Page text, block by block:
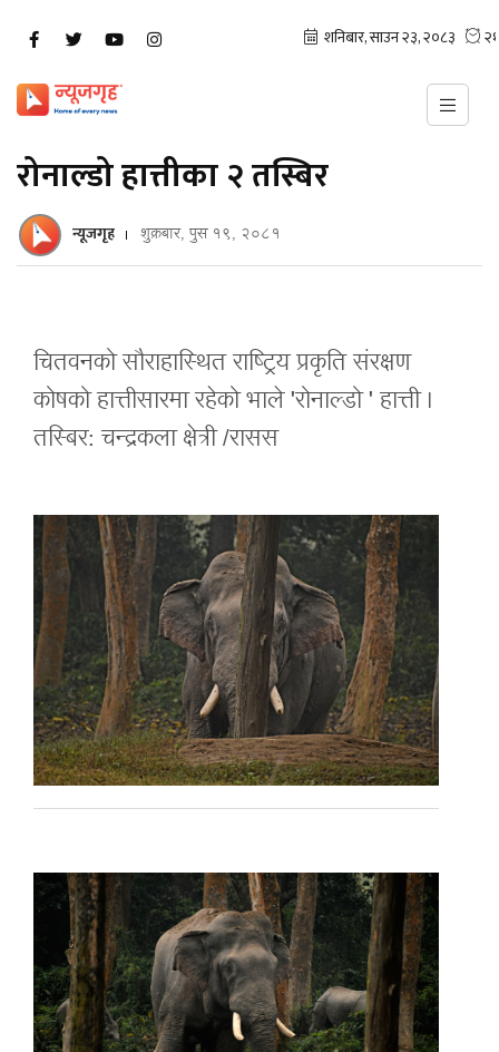
रोनाल्डो हात्तीका २ तस्बिर
न्यूजगृह शुक्रबार, पुस १९, २०८१
चितवनको सौराहास्थित राष्ट्रिय प्रकृति संरक्षण
कोषको हात्तीसारमा रहेको भाले 'रोनाल्डो ' हात्ती ।
तस्बिर: चन्द्रकला क्षेत्री /रासस